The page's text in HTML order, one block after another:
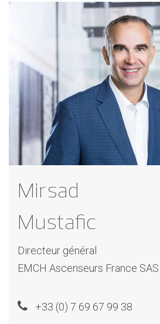
Mirsad
Mustafic
Directeur général
EMCH Ascenseurs France SAS
+33 (0) 7 69 67 99 38